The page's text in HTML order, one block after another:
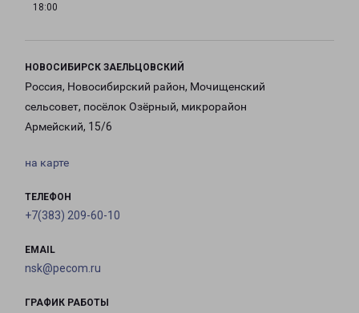
18:00
НОВОСИБИРСК ЗАЕЛЬЦОВСКИЙ
Россия, Новосибирский район, Мочищенский
сельсовет, посёлок Озёрный, микрорайон
Армейский, 15/6
на карте
ТЕЛЕФОН
+7(383) 209-60-10
EMAIL
nsk@pecom.ru
ГРАФИК РАБОТЫ